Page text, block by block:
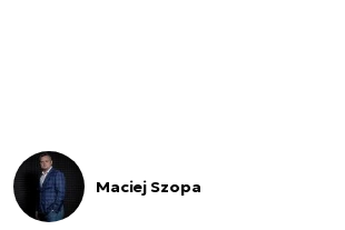
Maciej Szopa